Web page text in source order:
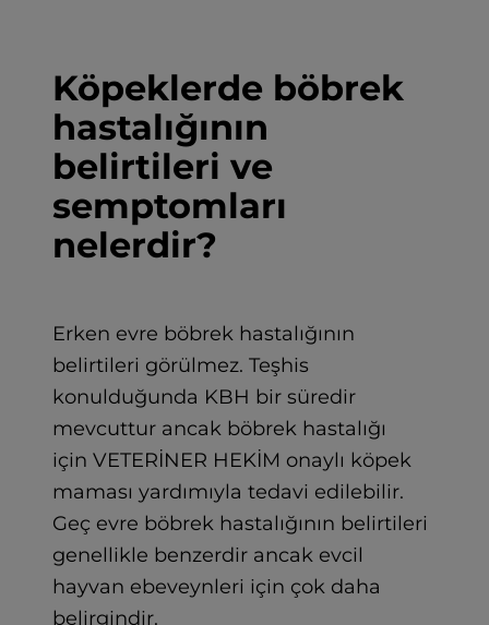
Köpeklerde böbrek
hastalığının
belirtileri ve
semptomları
nelerdir?
Erken evre böbrek hastalığının
belirtileri görülmez. Teşhis
konulduğunda KBH bir süredir
mevcuttur ancak böbrek hastalığı
için VETERİNER HEKİM onaylı köpek
maması yardımıyla tedavi edilebilir.
Geç evre böbrek hastalığının belirtileri
genellikle benzerdir ancak evcil
hayvan ebeveynleri için çok daha
belirgindir.